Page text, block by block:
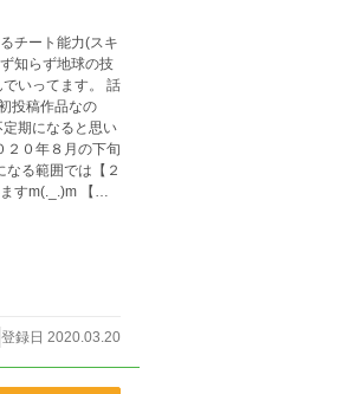
チート能力(スキ
知らず地球の技
ってます。 話
る範囲では【２
【旧
登録日 2020.03.20